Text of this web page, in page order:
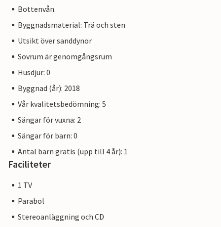
Inredningen är jämförbar, men inte identisk. Lägenhetens
inredning kan variera.
Bottenvån.
Byggnadsmaterial: Trä och sten
Utsikt över sanddynor
Sovrum är genomgångsrum
Husdjur: 0
Byggnad (år): 2018
Vår kvalitetsbedömning: 5
Sängar för vuxna: 2
Sängar för barn: 0
Antal barn gratis (upp till 4 år): 1
Faciliteter
1 TV
Parabol
Stereoanläggning och CD